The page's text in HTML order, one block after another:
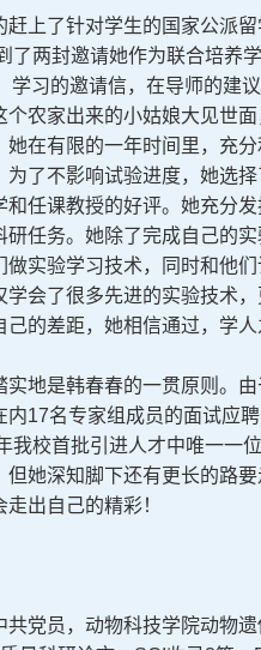
了针对学生的国家公派留
了两封邀请她作为联合培养
学习的邀请信，在导师的建
个农家出来的小姑娘大见世
她在有限的一年时间里，充
为了不影响试验进度，她选
和任课教授的好评。她充分
研任务。她除了完成自己的
做实验学习技术，同时和他
学会了很多先进的实验技术
己的差距，她相信通过，学
是韩春春的一贯原则。由
内17名专家组成员的面试应
我校首批引进人才中唯一一
但她深知脚下还有更长的路
出自己的精彩！
员，动物科技学院动物遗